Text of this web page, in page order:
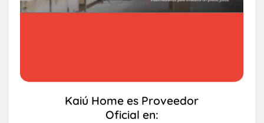
Kaiú Home es Proveedor
Oficial en: